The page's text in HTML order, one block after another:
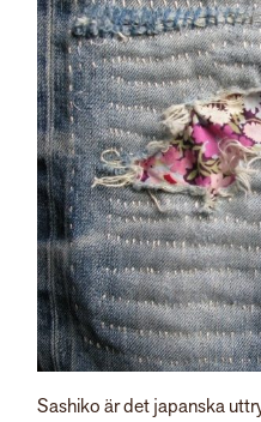
Sashiko är det japanska